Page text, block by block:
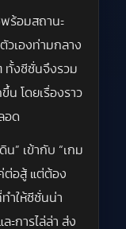
พร้อมสถานะ
วเองท่ามกลาง
ทั้งซีซั่นจึงรวม
น โดยเรื่องราว
อด
” เข้ากับ “เกม
ต่อสู้ แต่ต้อง
ำให้ซีซั่นน่า
ะการไล่ล่า ส่ง